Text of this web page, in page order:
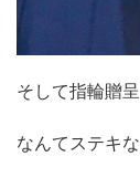
そして指輪贈呈
なんてステキ